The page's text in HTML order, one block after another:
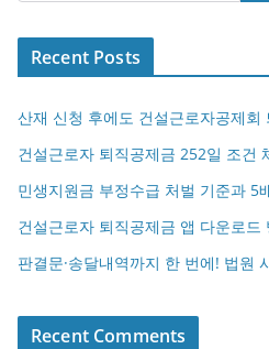
Recent Posts
산재 신청 후에도 건설근로자공제
건설근로자 퇴직공제금 252일 조건
민생지원금 부정수급 처벌 기준과 5
건설근로자 퇴직공제금 앱 다운로
판결문·송달내역까지 한 번에! 법원
Recent Comments